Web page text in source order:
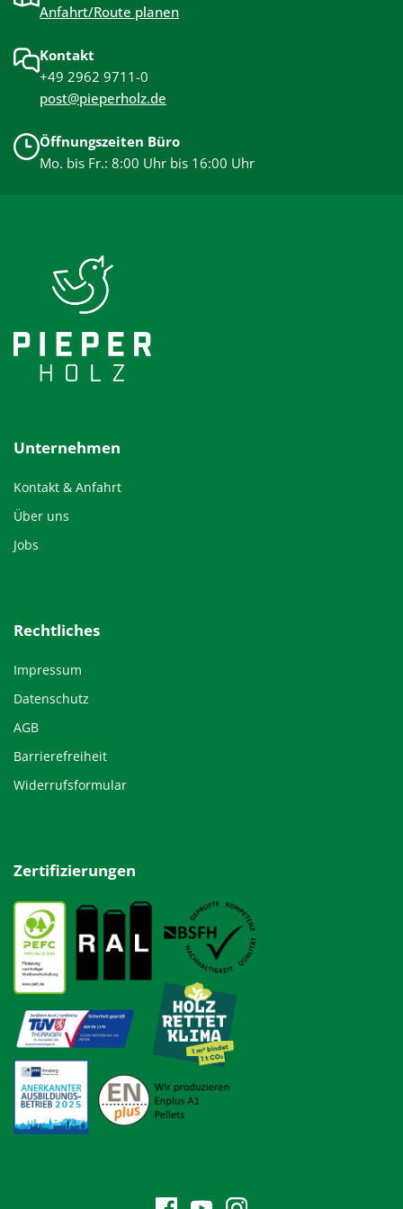
Anfahrt/Route planen
Kontakt
+49 2962 9711-0
post@pieperholz.de
Öffnungszeiten Büro
Mo. bis Fr.: 8:00 Uhr bis 16:00 Uhr
Unternehmen
Kontakt & Anfahrt
Über uns
Jobs
Rechtliches
Impressum
Datenschutz
AGB
Barrierefreiheit
Widerrufsformular
Zertifizierungen